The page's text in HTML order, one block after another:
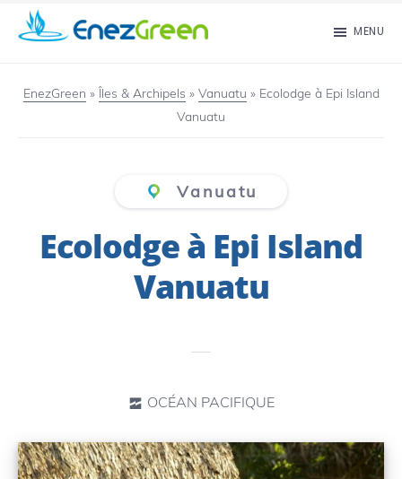
Passer
au
principal
islands
MENU
EnezGreen » Îles & Archipels » Vanuatu » Ecolodge à Epi Island
Vanuatu
Vanuatu
Ecolodge à Epi Island
Vanuatu
OCÉAN PACIFIQUE